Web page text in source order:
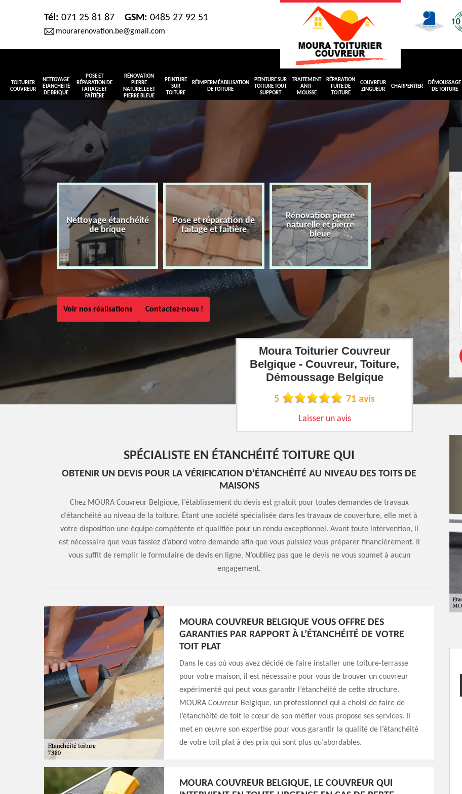
Tél: 071 25 81 87 GSM: 0485 27 92 51
mourarenovation.be@gmail.com
TOITURIER
COUVREUR
NETTOYAGE
ÉTANCHÉITÉ
DE BRIQUE
POSE ET
RÉPARATION DE
FAÎTAGE ET
FAÎTIÈRE
RÉNOVATION
PIERRE
NATURELLE ET
PIERRE BLEUE
PEINTURE
SUR
TOITURE
RÉIMPERMÉABILISATION
DE TOITURE
PEINTURE SUR
TOITURE TOUT
SUPPORT
TRAITEMENT
ANTI-
MOUSSE
RÉPARATION
FUITE DE
TOITURE
COUVREUR
ZINGUEUR
CHARPENTIER
DÉMOUSSAGE
DE TOITURE
Nettoyage étanchéité
de brique
Pose et réparation de
faîtage et faîtière
Rénovation pierre
naturelle et pierre
bleue
Peinture sur toiture
Voir nos réalisations Contactez-nous !
Moura Toiturier Couvreur
Belgique - Couvreur, Toiture,
Démoussage Belgique
5 71 avis
Laisser un avis
SPÉCIALISTE EN ÉTANCHÉITÉ TOITURE QUI
OBTENIR UN DEVIS POUR LA VÉRIFICATION D’ÉTANCHÉITÉ AU NIVEAU DES TOITS DE
MAISONS
Chez MOURA Couvreur Belgique, l’établissement du devis est gratuit pour toutes demandes de travaux
d’étanchéité au niveau de la toiture. Étant une société spécialisée dans les travaux de couverture, elle met à
votre disposition une équipe compétente et qualifiée pour un rendu exceptionnel. Avant toute intervention, il
est nécessaire que vous fassiez d’abord votre demande afin que vous puissiez vous préparer financièrement. Il
vous suffit de remplir le formulaire de devis en ligne. N’oubliez pas que le devis ne vous soumet à aucun
engagement.
MOURA COUVREUR BELGIQUE VOUS OFFRE DES
GARANTIES PAR RAPPORT À L’ÉTANCHÉITÉ DE VOTRE
TOIT PLAT
Dans le cas où vous avez décidé de faire installer une toiture-terrasse
pour votre maison, il est nécessaire pour vous de trouver un couvreur
expérimenté qui peut vous garantir l’étanchéité de cette structure.
MOURA Couvreur Belgique, un professionnel qui a choisi de faire de
l’étanchéité de toit le cœur de son métier vous propose ses services. Il
met en œuvre son expertise pour vous garantir la qualité de l’étanchéité
de votre toit plat à des prix qui sont plus qu’abordables.
MOURA COUVREUR BELGIQUE, LE COUVREUR QUI